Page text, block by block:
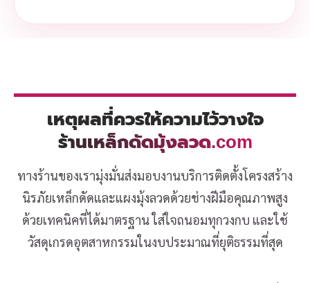
เหตุผลที่ควรให้ความไว้วางใจ
ร้านเหล็กดัดมุ้งลวด.com
ทางร้านของเรามุ่งมั่นส่งมอบงานบริการติดตั้งโครงสร้าง
นิรภัยเหล็กดัดและแผงมุ้งลวดด้วยช่างฝีมือคุณภาพสูง
ด้วยเทคนิคที่ได้มาตรฐาน ใส่ใจถนอมทุกวงกบ และใช้
วัสดุเกรดอุตสาหกรรมในงบประมาณที่ยุติธรรมที่สุด